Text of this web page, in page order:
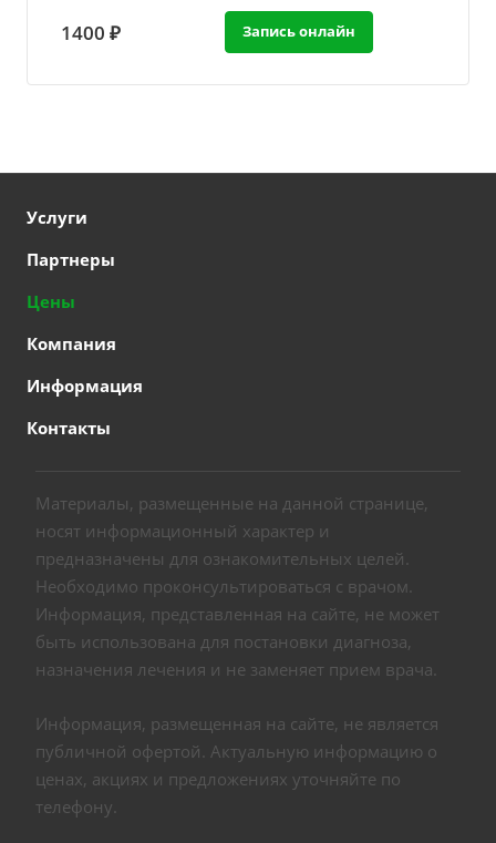
1400 ₽ Запись онлайн
Услуги
Партнеры
Цены
Компания
Информация
Контакты
Материалы, размещенные на данной странице,
носят информационный характер и
предназначены для ознакомительных целей.
Необходимо проконсультироваться с врачом.
Информация, представленная на сайте, не может
быть использована для постановки диагноза,
назначения лечения и не заменяет прием врача.
Информация, размещенная на сайте, не является
публичной офертой. Актуальную информацию о
ценах, акциях и предложениях уточняйте по
телефону.